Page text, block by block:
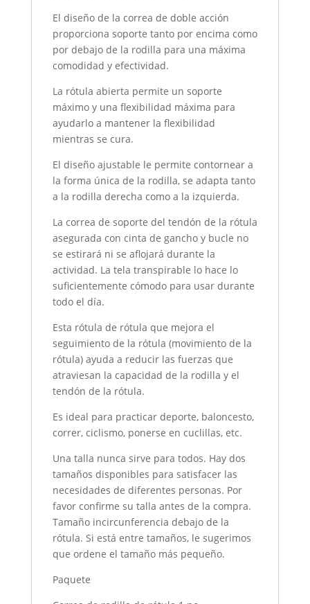
El diseño de la correa de doble acción
proporciona soporte tanto por encima como
por debajo de la rodilla para una máxima
comodidad y efectividad.
La rótula abierta permite un soporte
máximo y una flexibilidad máxima para
ayudarlo a mantener la flexibilidad
mientras se cura.
El diseño ajustable le permite contornear a
la forma única de la rodilla, se adapta tanto
a la rodilla derecha como a la izquierda.
La correa de soporte del tendón de la rótula
asegurada con cinta de gancho y bucle no
se estirará ni se aflojará durante la
actividad. La tela transpirable lo hace lo
suficientemente cómodo para usar durante
todo el día.
Esta rótula de rótula que mejora el
seguimiento de la rótula (movimiento de la
rótula) ayuda a reducir las fuerzas que
atraviesan la capacidad de la rodilla y el
tendón de la rótula.
Es ideal para practicar deporte, baloncesto,
correr, ciclismo, ponerse en cuclillas, etc.
Una talla nunca sirve para todos. Hay dos
tamaños disponibles para satisfacer las
necesidades de diferentes personas. Por
favor confirme su talla antes de la compra.
Tamaño incircunferencia debajo de la
rótula. Si está entre tamaños, le sugerimos
que ordene el tamaño más pequeño.
Paquete